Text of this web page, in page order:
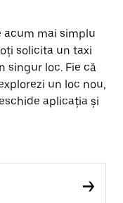
acum mai simplu
solicita un taxi
singur loc. Fie că
un loc nou,
aplicația și